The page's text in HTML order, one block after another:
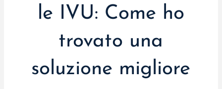
le IVU: Come ho
trovato una
soluzione migliore